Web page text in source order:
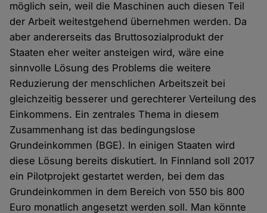
möglich sein, weil die Maschinen auch diesen Teil
der Arbeit weitestgehend übernehmen werden. Da
aber andererseits das Bruttosozialprodukt der
Staaten eher weiter ansteigen wird, wäre eine
sinnvolle Lösung des Problems die weitere
Reduzierung der menschlichen Arbeitszeit bei
gleichzeitig besserer und gerechterer Verteilung des
Einkommens. Ein zentrales Thema in diesem
Zusammenhang ist das bedingungslose
Grundeinkommen (BGE). In einigen Staaten wird
diese Lösung bereits diskutiert. In Finnland soll 2017
ein Pilotprojekt gestartet werden, bei dem das
Grundeinkommen in dem Bereich von 550 bis 800
Euro monatlich angesetzt werden soll. Man könnte